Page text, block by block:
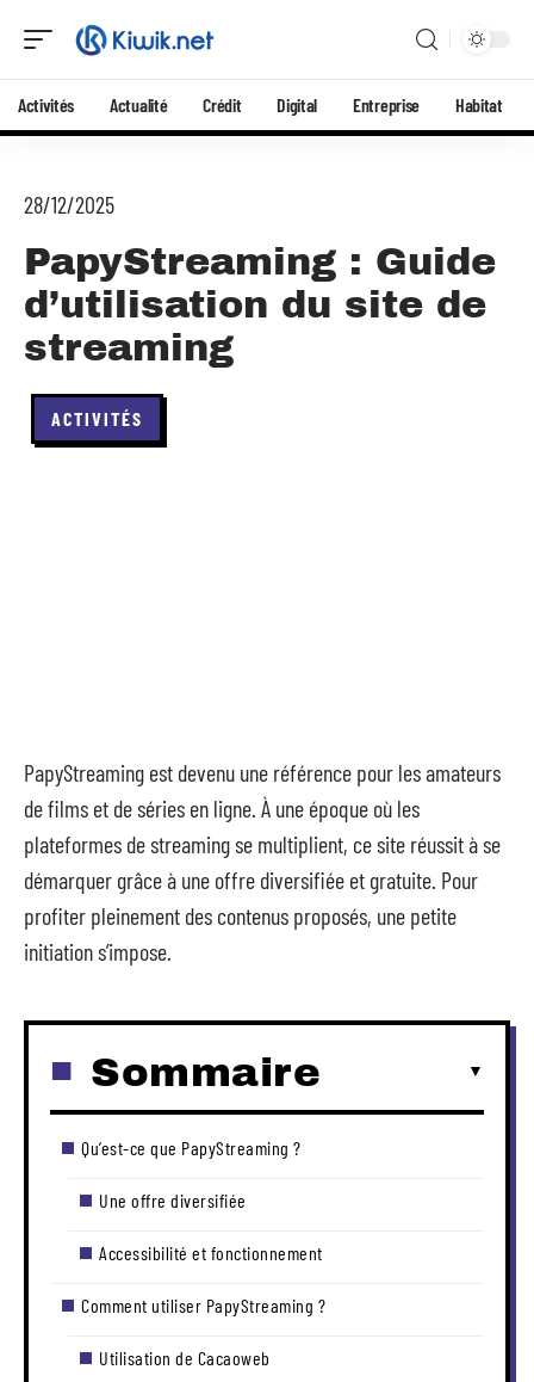
Activités Actualité Crédit Digital Entreprise Habitat
28/12/2025
PapyStreaming : Guide
d’utilisation du site de
streaming
ACTIVITÉS
PapyStreaming est devenu une référence pour les amateurs
de films et de séries en ligne. À une époque où les
plateformes de streaming se multiplient, ce site réussit à se
démarquer grâce à une offre diversifiée et gratuite. Pour
profiter pleinement des contenus proposés, une petite
initiation s’impose.
Sommaire
Qu’est-ce que PapyStreaming ?
Une offre diversifiée
Accessibilité et fonctionnement
Comment utiliser PapyStreaming ?
Utilisation de Cacaoweb